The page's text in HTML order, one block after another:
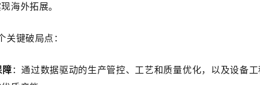
海外拓展。
关键破局点：
障：通过数据驱动的生产管控、工艺和质量优化，以及设备